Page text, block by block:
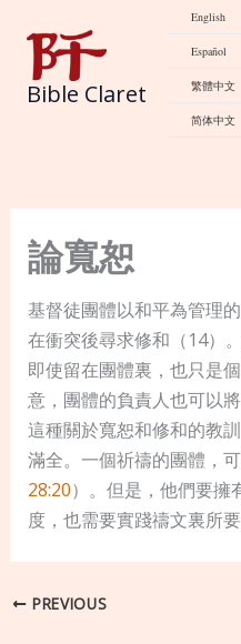
content
Bible Claret
English
Español
繁體中文
简体中文
論寬恕
基督徒團體以和平為管理
在衝突後尋求修和（14）
即使留在團體裏，也只是
意，團體的負責人也可以
這種關於寬恕和修和的教
滿全。一個祈禱的團體，
28:20）。但是，他們要擁
度，也需要實踐禱文裏所要
PREVIOUS